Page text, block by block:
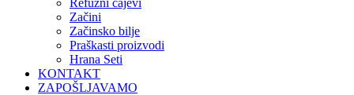
Refuzni čajevi
Začini
Začinsko bilje
Praškasti proizvodi
Hrana Seti
KONTAKT
ZAPOŠLJAVAMO